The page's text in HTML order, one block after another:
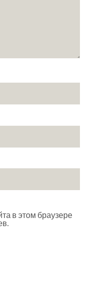
в этом браузере